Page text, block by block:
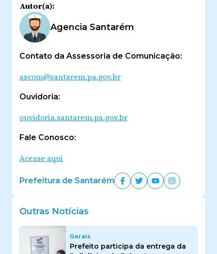
Autor(a):
Agencia Santarém
Contato da Assessoria de Comunicação:
ascom@santarem.pa.gov.br
Ouvidoria:
ouvidoria.santarem.pa.gov.br
Fale Conosco:
Acesse aqui
Prefeitura de Santarém
Outras Notícias
Gerais
Prefeito participa da entrega da